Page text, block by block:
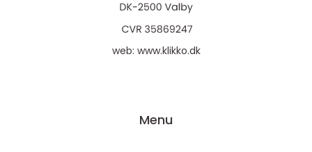
web: www.klikko.dk
Menu